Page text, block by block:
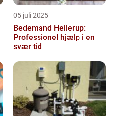
05 juli 2025
Bedemand Hellerup:
Professionel hjælp i en
svær tid